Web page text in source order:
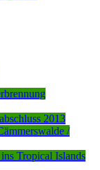
2013
/
Tropical Islands